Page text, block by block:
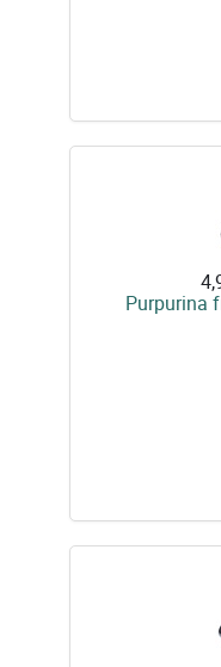
Purpurina